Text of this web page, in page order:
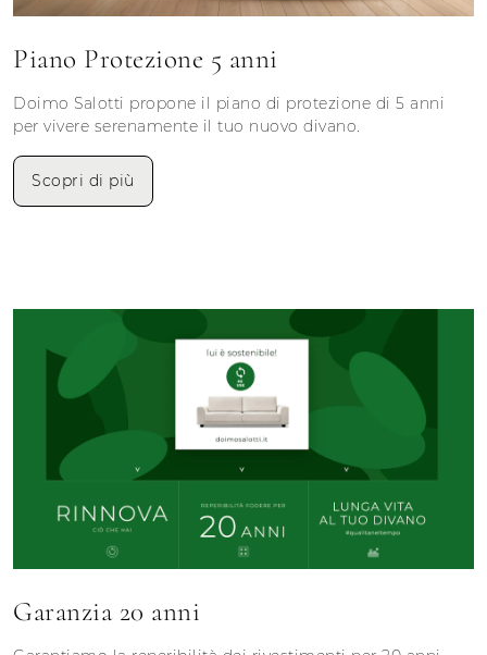
Piano Protezione 5 anni
Doimo Salotti propone il piano di protezione di 5 anni
per vivere serenamente il tuo nuovo divano.
Scopri di più
Garanzia 20 anni